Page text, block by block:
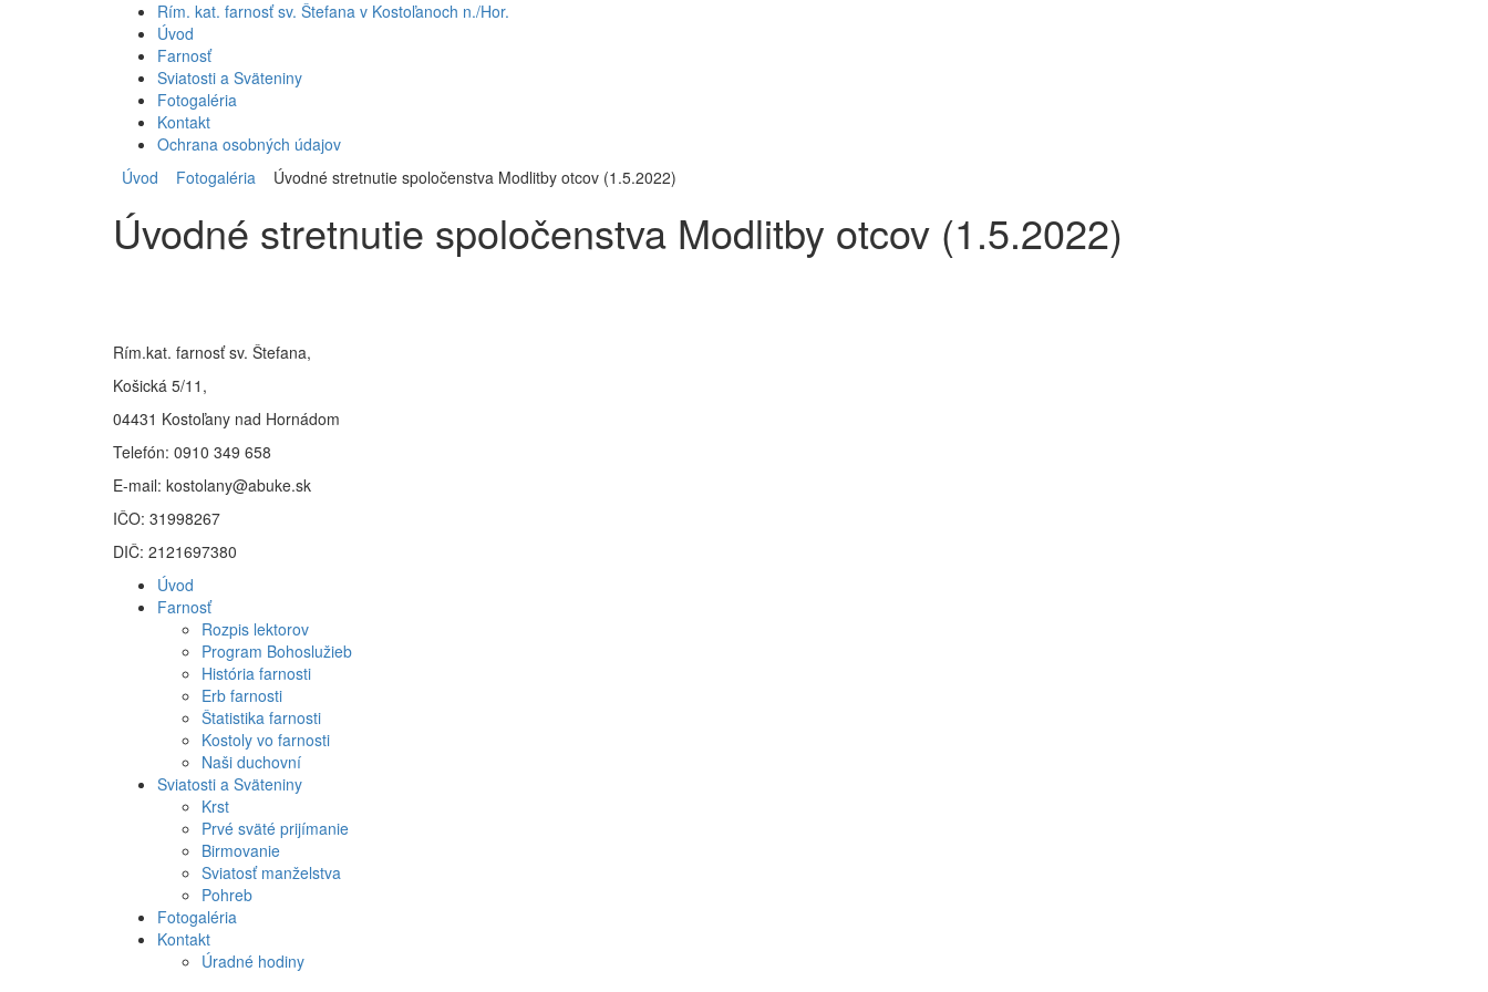
Rím. kat. farnosť sv. Štefana v Kostoľanoch n./Hor.
Úvod
Farnosť
Sviatosti a Sväteniny
Fotogaléria
Kontakt
Ochrana osobných údajov
Úvod
Fotogaléria Úvodné stretnutie spoločenstva Modlitby otcov (1.5.2022)
Úvodné stretnutie spoločenstva Modlitby otcov (1.5.2022)
Rím.kat. farnosť sv. Štefana,
Košická 5/11,
04431 Kostoľany nad Hornádom
Telefón: 0910 349 658
E-mail: kostolany@abuke.sk
IČO: 31998267
DIČ: 2121697380
Úvod
Farnosť
Rozpis lektorov
Program Bohoslužieb
História farnosti
Erb farnosti
Štatistika farnosti
Kostoly vo farnosti
Naši duchovní
Sviatosti a Sväteniny
Krst
Prvé sväté prijímanie
Birmovanie
Sviatosť manželstva
Pohreb
Fotogaléria
Kontakt
Úradné hodiny